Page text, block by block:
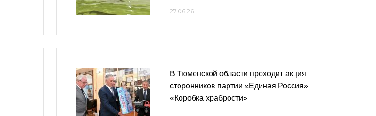
27.06.26
В Тюменской области проходит акция
сторонников партии «Единая Россия»
«Коробка храбрости»